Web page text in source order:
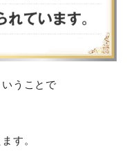
うことで
す。